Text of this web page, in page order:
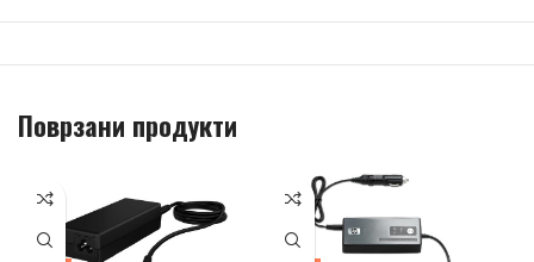
Поврзани продукти